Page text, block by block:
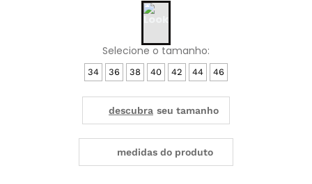
34 36 38 40 42 44 46
medidas do produto